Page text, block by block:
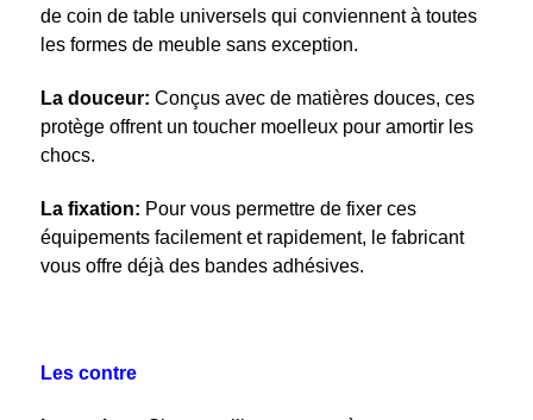
de coin de table universels qui conviennent à toutes
les formes de meuble sans exception.
La douceur: Conçus avec de matières douces, ces
protège offrent un toucher moelleux pour amortir les
chocs.
La fixation: Pour vous permettre de fixer ces
équipements facilement et rapidement, le fabricant
vous offre déjà des bandes adhésives.
Les contre